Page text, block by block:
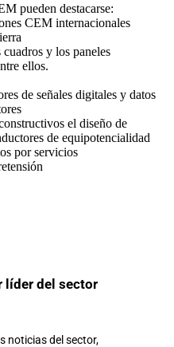
pueden destacarse:
CEM internacionales
y los paneles
ellos.
de señales digitales y datos
el diseño de
de equipotencialidad
por servicios
líder del sector
noticias del sector,